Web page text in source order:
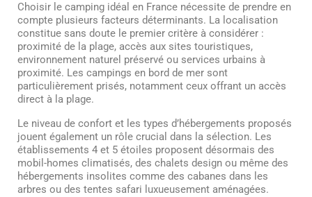
Choisir le camping idéal en France nécessite de prendre en
compte plusieurs facteurs déterminants. La localisation
constitue sans doute le premier critère à considérer :
proximité de la plage, accès aux sites touristiques,
environnement naturel préservé ou services urbains à
proximité. Les campings en bord de mer sont
particulièrement prisés, notamment ceux offrant un accès
direct à la plage.
Le niveau de confort et les types d’hébergements proposés
jouent également un rôle crucial dans la sélection. Les
établissements 4 et 5 étoiles proposent désormais des
mobil-homes climatisés, des chalets design ou même des
hébergements insolites comme des cabanes dans les
arbres ou des tentes safari luxueusement aménagées.